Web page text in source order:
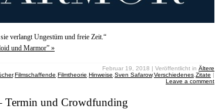
verlangt Ungestüm und freie Zeit.“
und Marmor” »
Februar 19, 2018 | Veröffentlicht in Ältere
,Filmschaffende Filmtheorie Hinweise Sven Safarow,Verschiedenes Zitate |
Leave a comment
Termin und Crowdfunding